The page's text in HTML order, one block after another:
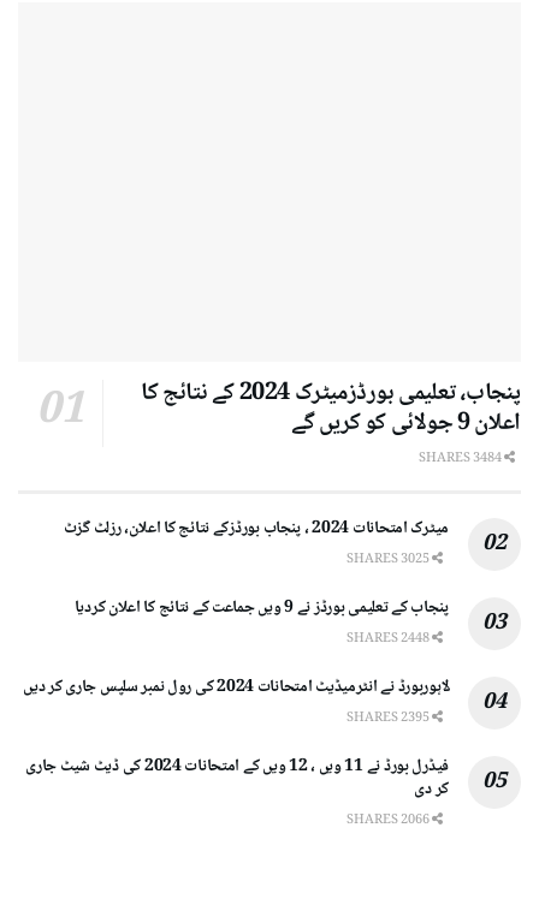
پنجاب، تعلیمی بورڈزمیٹرک 2024 کے نتائج کا
اعلان 9 جولائی کو کریں گے
میٹرک امتحانات 2024 ، پنجاب بورڈزکے نتائج کا اعلان، رزلٹ گزٹ
پنجاب کے تعلیمی بورڈز نے 9 ویں جماعت کے نتائج کا اعلان کردیا
لاہوربورڈ نے انٹرمیڈیٹ امتحانات 2024 کی رول نمبر سلپس جاری کر دیں
فیڈرل بورڈ نے 11 ویں ، 12 ویں کے امتحانات 2024 کی ڈیٹ شیٹ جاری
کر دی